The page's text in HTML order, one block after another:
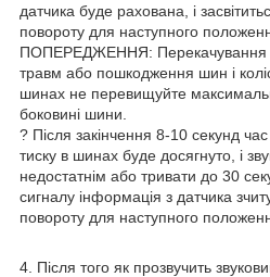
датчика буде рахована, і
повороту для наступного
ПОПЕРЕДЖЕННЯ: Перекачування
травм або пошкодження шин і
шинах не перевищуйте
боковині шини.
? Після закінчення 8-10 секунд
тиску в шинах буде досягнуто, і
недостатнім або тривати до 30
сигналу інформація з датчика
повороту для наступного
4. Після того як прозвучить